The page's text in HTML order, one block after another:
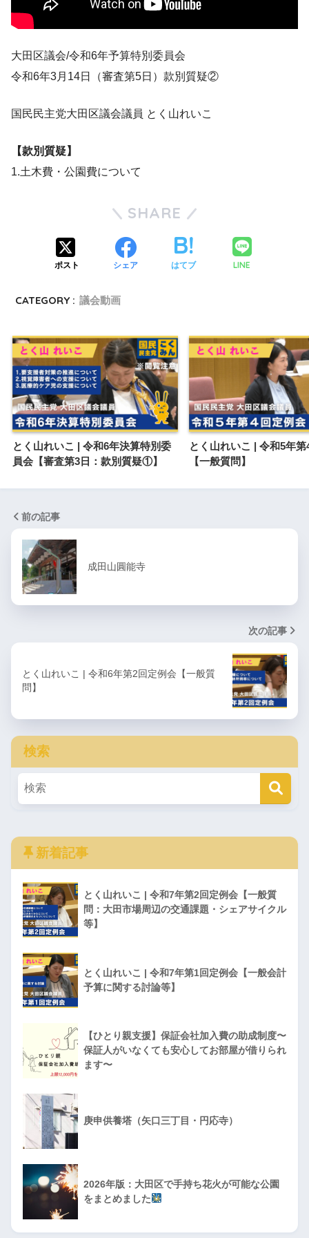
大田区議会/令和6年予算特別委員会
令和6年3月14日（審査第5日）款別質疑②
国民民主党大田区議会議員 とく山れいこ
【款別質疑】
1.土木費・公園費について
SHARE
ポスト シェア はてブ LINE
CATEGORY : 議会動画
とく山れいこ | 令和6年決算特別委
員会【審査第3日：款別質疑①】
とく山れいこ | 令和5年
【一般質問】
前の記事
成田山圓能寺
次の記事
とく山れいこ | 令和6年第2回定例会【一般質
問】
検索
新着記事
とく山れいこ | 令和7年第2回定例会【一般質
問：大田市場周辺の交通課題・シェアサイクル
等】
とく山れいこ | 令和7年第1回定例会【一般会計
予算に関する討論等】
【ひとり親支援】保証会社加入費の助成制度〜
保証人がいなくても安心してお部屋が借りられ
ます〜
庚申供養塔（矢口三丁目・円応寺）
2026年版：大田区で手持ち花火が可能な公園
をまとめました